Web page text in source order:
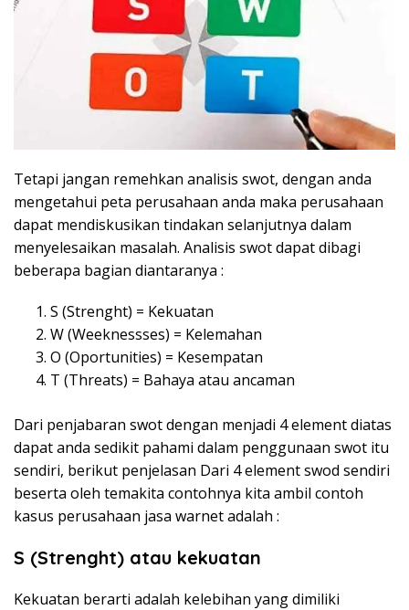
Tetapi jangan remehkan analisis swot, dengan anda
mengetahui peta perusahaan anda maka perusahaan
dapat mendiskusikan tindakan selanjutnya dalam
menyelesaikan masalah. Analisis swot dapat dibagi
beberapa bagian diantaranya :
S (Strenght) = Kekuatan
W (Weeknessses) = Kelemahan
O (Oportunities) = Kesempatan
T (Threats) = Bahaya atau ancaman
Dari penjabaran swot dengan menjadi 4 element diatas
dapat anda sedikit pahami dalam penggunaan swot itu
sendiri, berikut penjelasan Dari 4 element swod sendiri
beserta oleh temakita contohnya kita ambil contoh
kasus perusahaan jasa warnet adalah :
S (Strenght) atau kekuatan
Kekuatan berarti adalah kelebihan yang dimiliki